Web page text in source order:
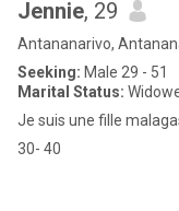
Jennie, 29
Antananarivo,
Seeking: Male 29 - 51
Marital Status:
Je suis une fille
30- 40